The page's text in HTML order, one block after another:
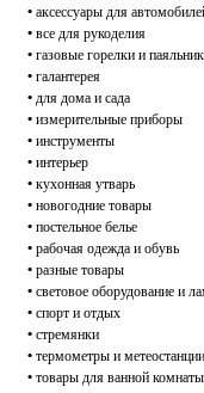
• аксессуары для
• все для рукоделия
• газовые горелки и
• галантерея
• для дома и сада
• измерительные приборы
• инструменты
• интерьер
• кухонная утварь
• новогодние товары
• постельное белье
• рабочая одежда и обувь
• разные товары
• световое оборудование и
• спорт и отдых
• стремянки
• термометры и метеостанции
• товары для ванной комнаты